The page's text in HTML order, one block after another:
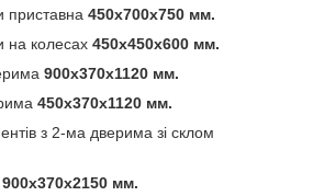
450х700х750 мм.
на колесах 450х450х600 мм.
900х370х1120 мм.
450х370х1120 мм.
з 2-ма дверима зі склом
900х370х2150 мм.